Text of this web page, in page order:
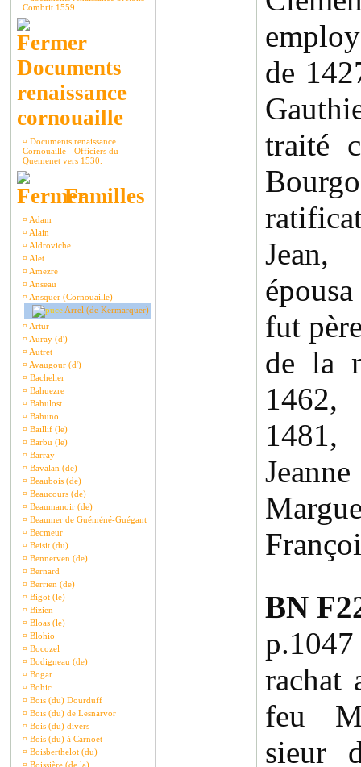
Combrit 1559
Documents
renaissance
cornouaille
¤ Documents renaissance
Cornouaille - Officiers du
Quemenet vers 1530.
Familles
¤ Adam
¤ Alain
¤ Aldroviche
¤ Alet
¤ Amezre
¤ Anseau
¤ Ansquer (Cornouaille)
Arrel (de Kermarquer)
¤ Artur
¤ Auray (d')
¤ Autret
¤ Avaugour (d')
¤ Bachelier
¤ Bahuezre
¤ Bahulost
¤ Bahuno
¤ Baillif (le)
¤ Barbu (le)
¤ Barray
¤ Bavalan (de)
¤ Beaubois (de)
¤ Beaucours (de)
¤ Beaumanoir (de)
¤ Beaumer de Guéméné-Guégant
¤ Becmeur
¤ Beisit (du)
¤ Bennerven (de)
¤ Bernard
¤ Berrien (de)
¤ Bigot (le)
¤ Bizien
¤ Bloas (le)
¤ Blohio
¤ Bocozel
¤ Bodigneau (de)
¤ Bogar
¤ Bohic
¤ Bois (du) Dourduff
¤ Bois (du) de Lesnarvor
¤ Bois (du) divers
¤ Bois (du) à Carnoet
¤ Boisberthelot (du)
¤ Boissière (de la)
de
traité
Jean,
fut
de la
1462,
BN
rachat
feu
sieur